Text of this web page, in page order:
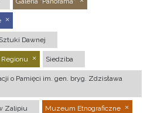
Dawnej
Siedziba
o Pamięci im. gen. bryg. Zdzisława
Zalipiu Muzeum Etnograficzne